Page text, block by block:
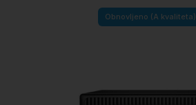
Obnovljeno (A kvaliteta)